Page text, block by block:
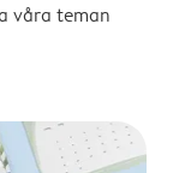
våra teman